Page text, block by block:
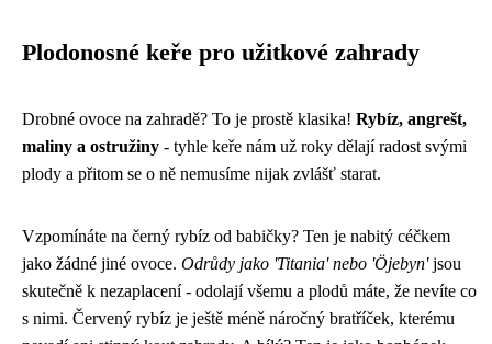
Plodonosné keře pro užitkové zahrady
Drobné ovoce na zahradě? To je prostě klasika! Rybíz, angrešt,
maliny a ostružiny - tyhle keře nám už roky dělají radost svými
plody a přitom se o ně nemusíme nijak zvlášť starat.
Vzpomínáte na černý rybíz od babičky? Ten je nabitý céčkem
jako žádné jiné ovoce. Odrůdy jako 'Titania' nebo 'Öjebyn'jsou
skutečně k nezaplacení - odolají všemu a plodů máte, že nevíte co
s nimi. Červený rybíz je ještě méně náročný bratříček, kterému